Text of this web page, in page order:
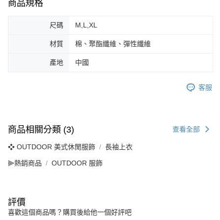
商品規格
尺碼 M,L,XL
材質 棉、聚酯纖維、彈性纖維
產地 中國
客服
商品相關分類 (3) 查看全部
❖ OUTDOOR 美式休閒服飾 長袖上衣
⫸熱銷商品 OUTDOOR 服飾
評價
喜歡這個商品嗎？購買後給他一個好評吧